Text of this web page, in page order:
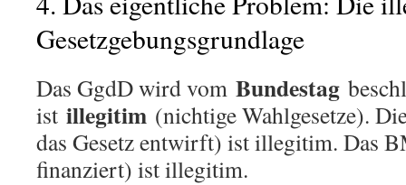
Gesetzgebungsgrundlage
Das GgdD wird vom Bundestag
ist illegitim (nichtige Wahlgesetze).
das Gesetz entwirft) ist illegitim. Das
finanziert) ist illegitim.